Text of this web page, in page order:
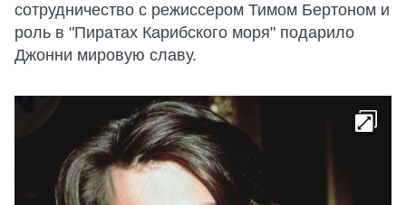
сотрудничество с режиссером Тимом Бертоном и
роль в "Пиратах Карибского моря" подарило
Джонни мировую славу.